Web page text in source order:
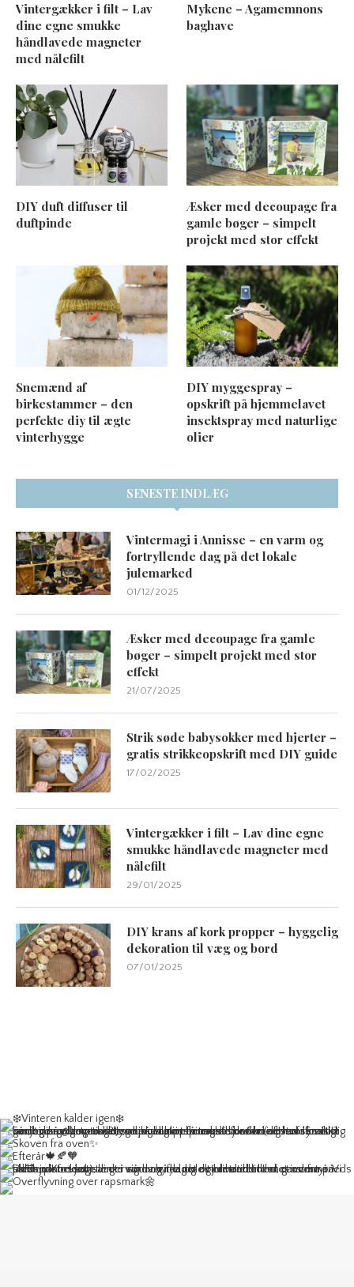
Vintergækker i filt – Lav
dine egne smukke
håndlavede magneter
med nålefilt
Mykene – Agamemnons
baghave
DIY duft diffuser til
duftpinde
Æsker med decoupage fra
gamle bøger – simpelt
projekt med stor effekt
Snemænd af
birkestammer – den
perfekte diy til ægte
vinterhygge
DIY myggespray –
opskrift på hjemmelavet
insektspray med naturlige
olier
SENESTE INDLÆG
Vintermagi i Annisse – en varm og
fortryllende dag på det lokale
julemarked
01/12/2025
Æsker med decoupage fra gamle
bøger – simpelt projekt med stor
effekt
21/07/2025
Strik søde babysokker med hjerter –
gratis strikkeopskrift med DIY guide
17/02/2025
Vintergækker i filt – Lav dine egne
smukke håndlavede magneter med
nålefilt
29/01/2025
DIY krans af kork propper – hyggelig
dekoration til væg og bord
07/01/2025